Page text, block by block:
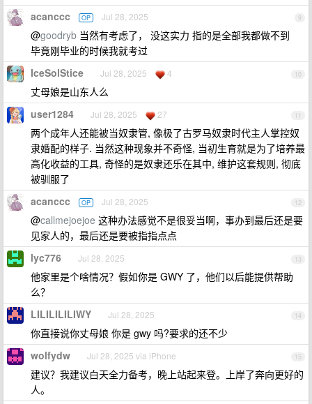
9
acanccc OP Jul 28, 2025
@goodryb 当然有考虑了， 没这实力 指的是全部我都做不到
毕竟刚毕业的时候我就考过
10
IceSolStice Jul 28, 2025 4
丈母娘是山东人么
11
user1284 Jul 28, 2025 27
两个成年人还能被当奴隶管, 像极了古罗马奴隶时代主人掌控奴
隶婚配的样子. 当然这种现象并不奇怪, 当初生育就是为了培养最
高化收益的工具, 奇怪的是奴隶还乐在其中, 维护这套规则, 彻底
被驯服了
12
acanccc OP Jul 28, 2025
@callmejoejoe 这种办法感觉不是很妥当啊，事办到最后还是要
见家人的，最后还是要被指指点点
13
lyc776 Jul 28, 2025
他家里是个啥情况？假如你是 GWY 了，他们以后能提供帮助
么？
14
LILILILILIWY Jul 28, 2025
你直接说你丈母娘 你是 gwy 吗?要求的还不少
15
wolfydw Jul 28, 2025 via iPhone
建议？我建议白天全力备考，晚上站起来登。上岸了奔向更好的
人。